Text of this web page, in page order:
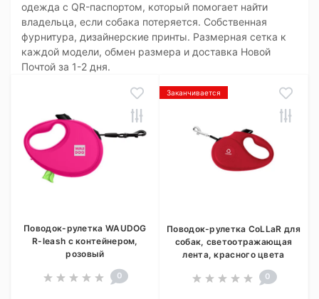
одежда с QR-паспортом, который помогает найти
владельца, если собака потеряется. Собственная
фурнитура, дизайнерские принты. Размерная сетка к
каждой модели, обмен размера и доставка Новой
Почтой за 1-2 дня.
Поводок-рулетка WAUDOG
R-leash с контейнером,
розовый
0
Заканчивается
Поводок-рулетка CoLLaR для
собак, светоотражающая
лента, красного цвета
0